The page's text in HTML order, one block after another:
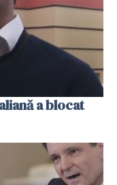
a blocat